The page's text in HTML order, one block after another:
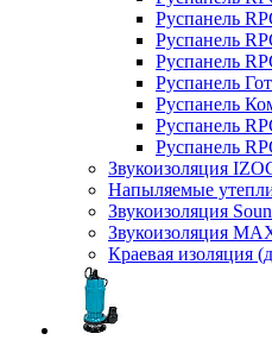
Руспанель
Руспанель
Руспанель
Руспанель
Руспанель
Руспанель
Руспанель
Звукоизоляция
Напыляемые
Звукоизоляция
Звукоизоляция
Краевая изоляция